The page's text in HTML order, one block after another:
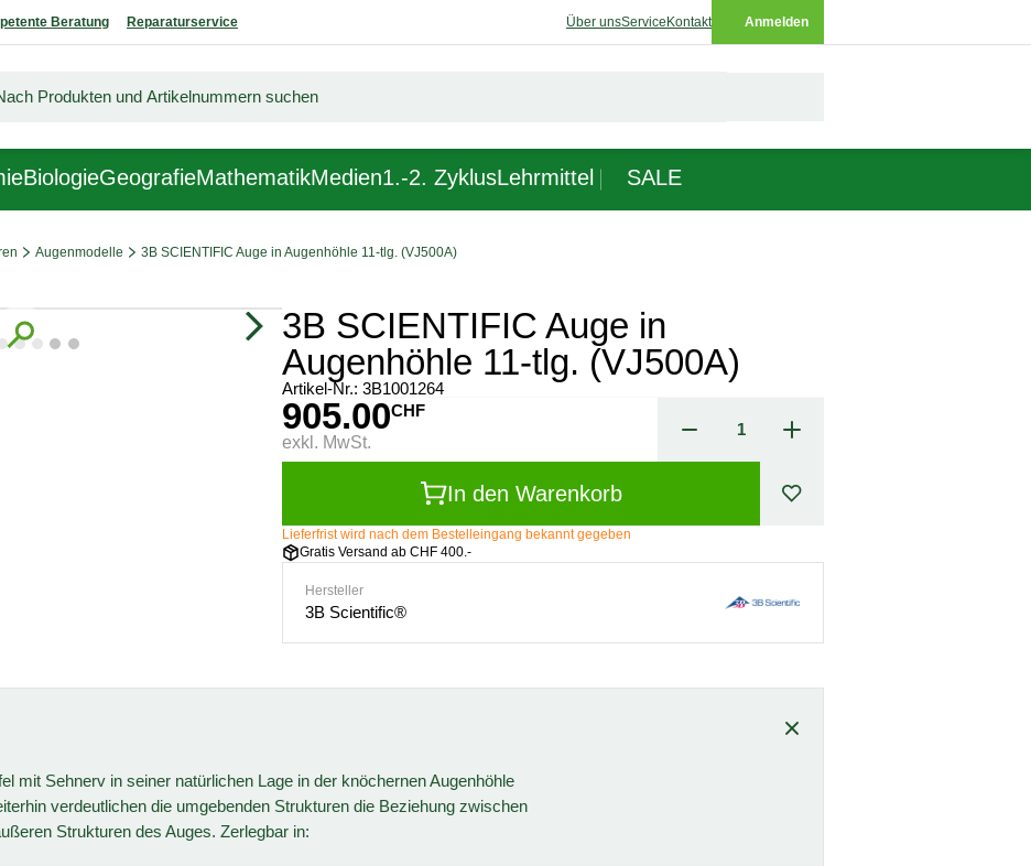
Beratung Reparaturservice Über unsService Kontakt Anmelden
BiologieGeografieMathematikMedien1.-2. ZyklusLehrmittel SALE
Augenmodelle 3B SCIENTIFIC Auge in Augenhöhle 11-tlg. (VJ500A)
3B SCIENTIFIC Auge in
Augenhöhle 11-tlg. (VJ500A)
Artikel-Nr.: 3B1001264
905.00CHF
exkl. MwSt.
In den Warenkorb
Lieferfrist wird nach dem Bestelleingang bekannt gegeben
Gratis Versand ab CHF 400.-
Hersteller
3B Scientific®
mit Sehnerv in seiner natürlichen Lage in der knöchernen Augenhöhle
verdeutlichen die umgebenden Strukturen die Beziehung zwischen
Strukturen des Auges. Zerlegbar in: